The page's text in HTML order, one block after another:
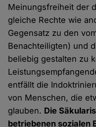
Meinungsfreiheit der
gleiche Rechte wie
Gegensatz zu den
Benachteiligten) und
beliebig gestalten zu
entfällt die
von Menschen, die
glauben. Die
betriebenen sozialen